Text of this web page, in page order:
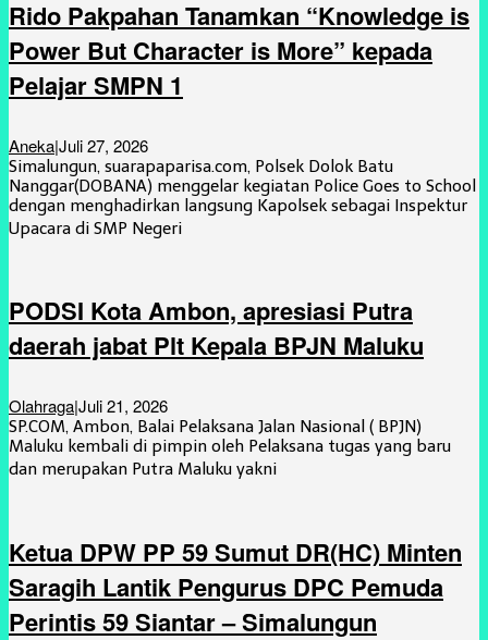
Rido Pakpahan Tanamkan “Knowledge is
Power But Character is More” kepada
Pelajar SMPN 1
Aneka|Juli 27, 2026
Simalungun, suarapaparisa.com, Polsek Dolok Batu
Nanggar(DOBANA) menggelar kegiatan Police Goes to School
dengan menghadirkan langsung Kapolsek sebagai Inspektur
Upacara di SMP Negeri
PODSI Kota Ambon, apresiasi Putra
daerah jabat Plt Kepala BPJN Maluku
Olahraga|Juli 21, 2026
SP.COM, Ambon, Balai Pelaksana Jalan Nasional ( BPJN)
Maluku kembali di pimpin oleh Pelaksana tugas yang baru
dan merupakan Putra Maluku yakni
Ketua DPW PP 59 Sumut DR(HC) Minten
Saragih Lantik Pengurus DPC Pemuda
Perintis 59 Siantar – Simalungun